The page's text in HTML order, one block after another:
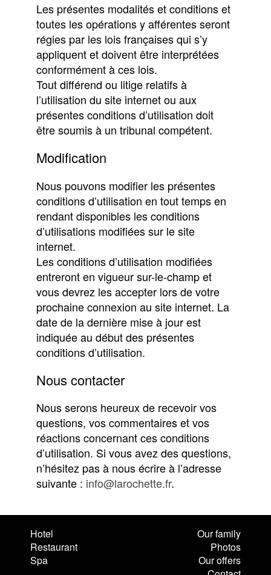
Les présentes modalités et conditions et
toutes les opérations y afférentes seront
régies par les lois françaises qui s’y
appliquent et doivent être interprétées
conformément à ces lois.
Tout différend ou litige relatifs à
l’utilisation du site internet ou aux
présentes conditions d’utilisation doit
être soumis à un tribunal compétent.
Modification
Nous pouvons modifier les présentes
conditions d’utilisation en tout temps en
rendant disponibles les conditions
d’utilisations modifiées sur le site
internet.
Les conditions d’utilisation modifiées
entreront en vigueur sur-le-champ et
vous devrez les accepter lors de votre
prochaine connexion au site internet. La
date de la dernière mise à jour est
indiquée au début des présentes
conditions d’utilisation.
Nous contacter
Nous serons heureux de recevoir vos
questions, vos commentaires et vos
réactions concernant ces conditions
d’utilisation. Si vous avez des questions,
n’hésitez pas à nous écrire à l’adresse
suivante : info@larochette.fr.
Hotel
Restaurant
Spa
Our family
Photos
Our offers